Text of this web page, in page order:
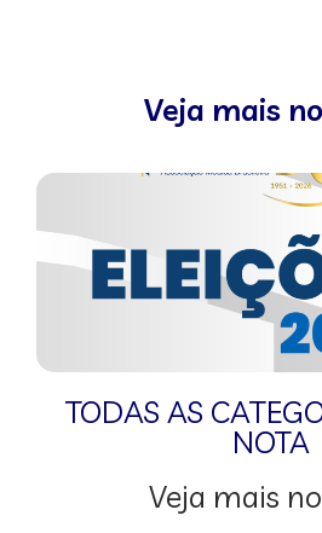
Veja mais
TODAS AS
NOTA
Veja mais